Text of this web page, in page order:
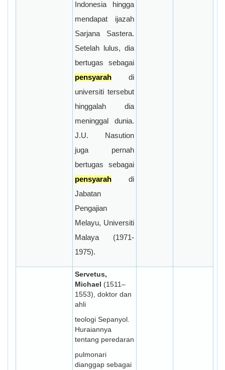
Indonesia hingga
mendapat ijazah
Sarjana Sastera.
Setelah lulus, dia
bertugas sebagai
pensyarah di
universiti tersebut
hinggalah dia
meninggal dunia.
J.U. Nasution
juga pernah
bertugas sebagai
pensyarah di
Jabatan
Pengajian
Melayu, Universiti
Malaya (1971-
1975).
Servetus,
Michael (1511–
1553), doktor dan
ahli
teologi Sepanyol.
Huraiannya
tentang peredaran
pulmonari
dianggap sebagai